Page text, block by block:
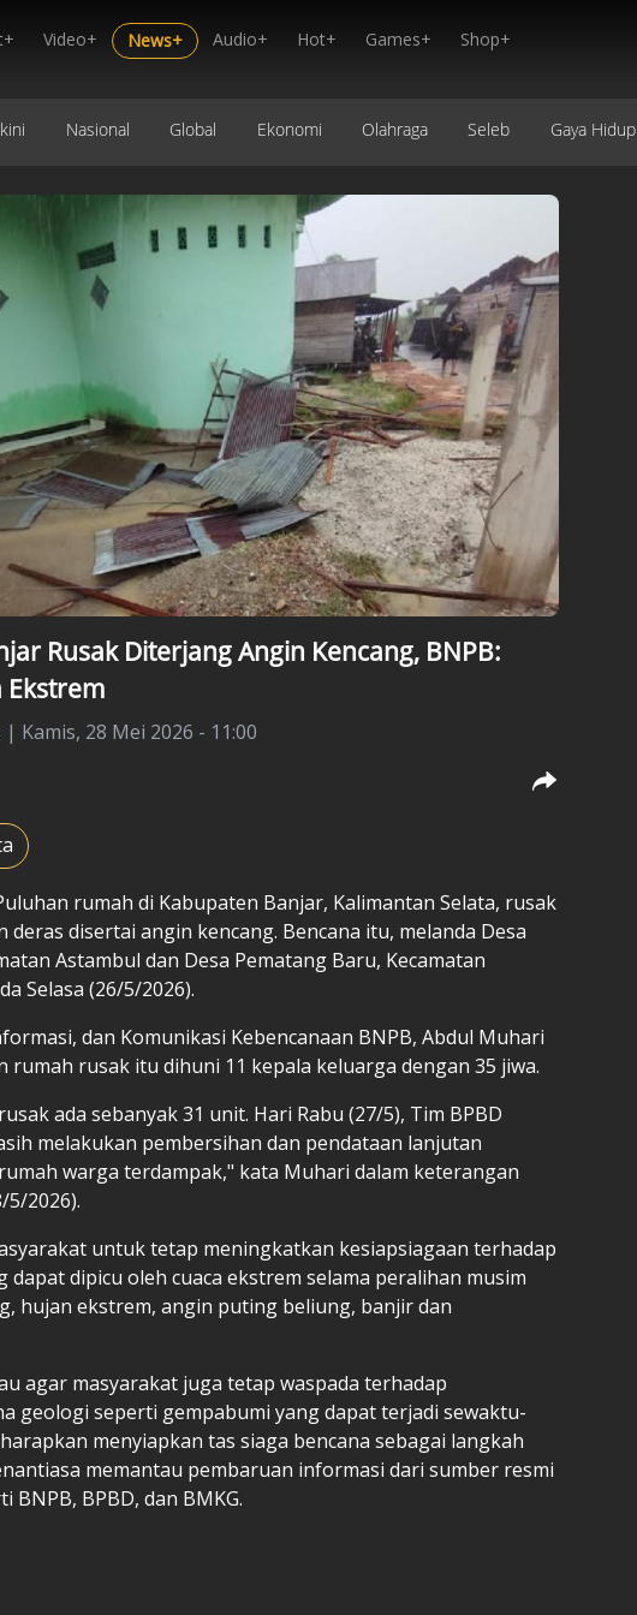
Video+ News+ Audio+ Hot+ Games+ Shop+
Nasional Global Ekonomi Olahraga Seleb Gaya Hidup
Rusak Diterjang Angin Kencang, BNPB:
Ekstrem
| Kamis, 28 Mei 2026 - 11:00
rumah di Kabupaten Banjar, Kalimantan Selata, rusak
disertai angin kencang. Bencana itu, melanda Desa
Astambul dan Desa Pematang Baru, Kecamatan
Selasa (26/5/2026).
dan Komunikasi Kebencanaan BNPB, Abdul Muhari
rumah rusak itu dihuni 11 kepala keluarga dengan 35 jiwa.
ada sebanyak 31 unit. Hari Rabu (27/5), Tim BPBD
melakukan pembersihan dan pendataan lanjutan
warga terdampak," kata Muhari dalam keterangan
5/2026).
untuk tetap meningkatkan kesiapsiagaan terhadap
dapat dipicu oleh cuaca ekstrem selama peralihan musim
hujan ekstrem, angin puting beliung, banjir dan
agar masyarakat juga tetap waspada terhadap
geologi seperti gempabumi yang dapat terjadi sewaktu-
menyiapkan tas siaga bencana sebagai langkah
memantau pembaruan informasi dari sumber resmi
BNPB, BPBD, dan BMKG.